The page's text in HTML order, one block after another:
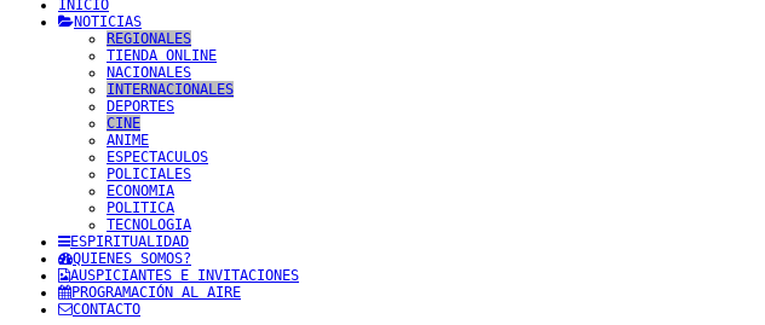
INICIO
NOTICIAS
REGIONALES
TIENDA ONLINE
NACIONALES
INTERNACIONALES
DEPORTES
CINE
ANIME
ESPECTACULOS
POLICIALES
ECONOMIA
POLITICA
TECNOLOGIA
ESPIRITUALIDAD
QUIENES SOMOS?
AUSPICIANTES E INVITACIONES
PROGRAMACIÓN AL AIRE
CONTACTO